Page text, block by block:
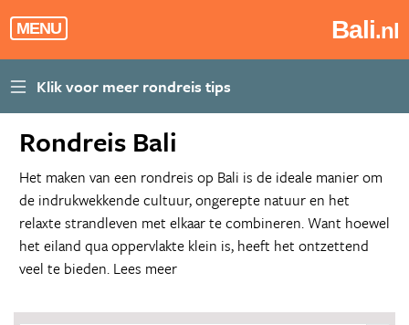
MENU Bali.nl
Rondreis Bali
Het maken van een rondreis op Bali is de ideale manier om
de indrukwekkende cultuur, ongerepte natuur en het
relaxte strandleven met elkaar te combineren. Want hoewel
het eiland qua oppervlakte klein is, heeft het ontzettend
veel te bieden. Lees meer